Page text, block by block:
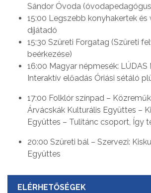
Sándor Óvoda
15:00 Legszebb konyhakertek és
díjátadó
15:30 Szüreti Forgatag (Szüreti
beérkezése)
16:00 Magyar népmesék: LÚDAS
Interaktív előadás Óriási sétáló
17:00 Folklór színpad –
Árvácskák Kulturális Együttes –
Együttes – Tulitánc csoport, Így
20:00 Szüreti bál – Szervezi:
Együttes
ELÉRHETŐSÉGEK